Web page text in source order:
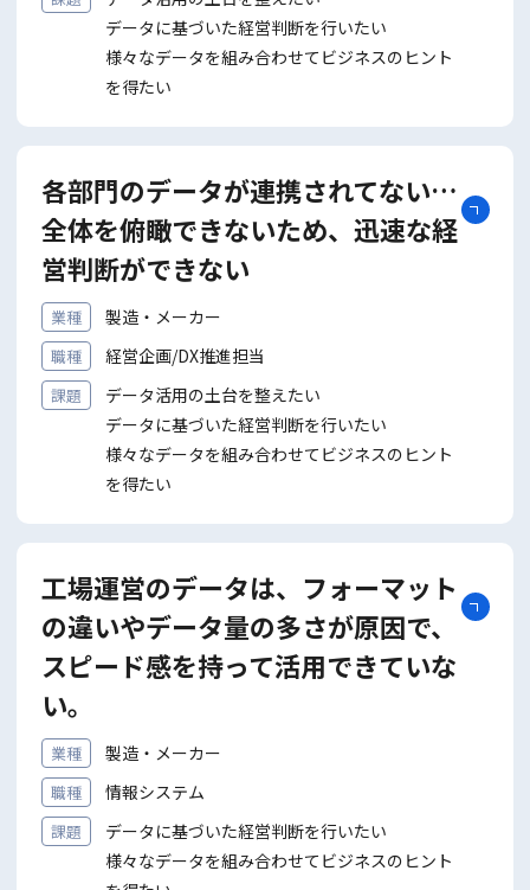
データに基づいた経営判断を⾏いたい
様々なデータを組み合わせてビジネスのヒント
を得たい
各部門のデータが連携されてない…
全体を俯瞰できないため、迅速な経
営判断ができない
業種 製造・メーカー
職種 経営企画/DX推進担当
課題
データ活用の土台を整えたい
データに基づいた経営判断を⾏いたい
様々なデータを組み合わせてビジネスのヒント
を得たい
工場運営のデータは、フォーマット
の違いやデータ量の多さが原因で、
スピード感を持って活用できていな
い。
業種 製造・メーカー
職種 情報システム
課題
データに基づいた経営判断を⾏いたい
様々なデータを組み合わせてビジネスのヒント